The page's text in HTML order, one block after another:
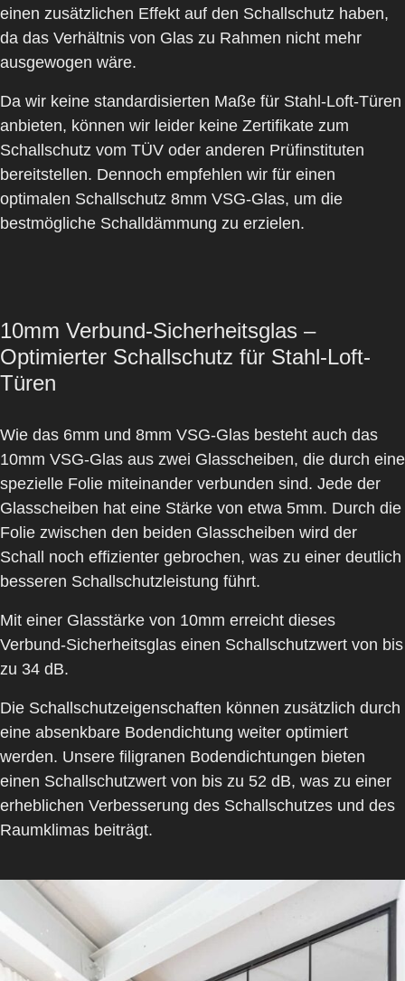
einen zusätzlichen Effekt auf den Schallschutz haben,
da das Verhältnis von Glas zu Rahmen nicht mehr
ausgewogen wäre.
Da wir keine standardisierten Maße für Stahl-Loft-Türen
anbieten, können wir leider keine Zertifikate zum
Schallschutz vom TÜV oder anderen Prüfinstituten
bereitstellen. Dennoch empfehlen wir für einen
optimalen Schallschutz 8mm VSG-Glas, um die
bestmögliche Schalldämmung zu erzielen.
10mm Verbund-Sicherheitsglas –
Optimierter Schallschutz für Stahl-Loft-
Türen
Wie das 6mm und 8mm VSG-Glas besteht auch das
10mm VSG-Glas aus zwei Glasscheiben, die durch eine
spezielle Folie miteinander verbunden sind. Jede der
Glasscheiben hat eine Stärke von etwa 5mm. Durch die
Folie zwischen den beiden Glasscheiben wird der
Schall noch effizienter gebrochen, was zu einer deutlich
besseren Schallschutzleistung führt.
Mit einer Glasstärke von 10mm erreicht dieses
Verbund-Sicherheitsglas einen Schallschutzwert von bis
zu 34 dB.
Die Schallschutzeigenschaften können zusätzlich durch
eine absenkbare Bodendichtung weiter optimiert
werden. Unsere filigranen Bodendichtungen bieten
einen Schallschutzwert von bis zu 52 dB, was zu einer
erheblichen Verbesserung des Schallschutzes und des
Raumklimas beiträgt.